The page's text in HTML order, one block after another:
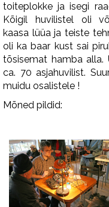
toiteplokke ja isegi
Kõigil huvilistel oli
kaasa lüüa ja teiste
oli ka baar kust sai
tõsisemat hamba alla.
ca. 70 asjahuvilist.
muidu osalistele !
Mõned pildid: